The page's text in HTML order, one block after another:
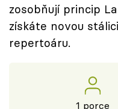
Přihlášení
zosobňují princip
získáte novou
repertoáru.
1 porce